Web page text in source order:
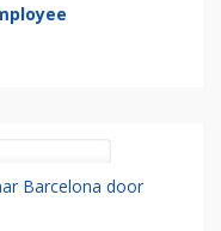
Barcelona door